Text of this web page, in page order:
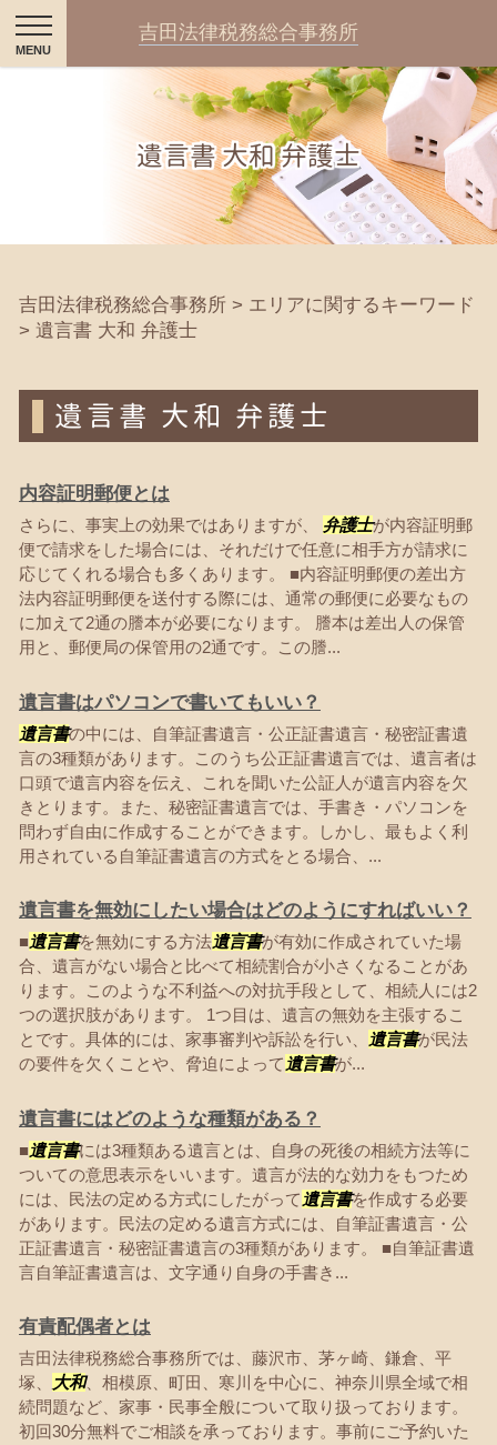
遺言書 大和 弁護士
吉田法律税務総合事務所
吉田法律税務総合事務所 > エリアに関するキーワード
> 遺言書 大和 弁護士
遺言書 大和 弁護士
内容証明郵便とは
さらに、事実上の効果ではありますが、 弁護士が内容証明郵
便で請求をした場合には、それだけで任意に相手方が請求に
応じてくれる場合も多くあります。 ■内容証明郵便の差出方
法内容証明郵便を送付する際には、通常の郵便に必要なもの
に加えて2通の謄本が必要になります。 謄本は差出人の保管
用と、郵便局の保管用の2通です。この謄...
遺言書はパソコンで書いてもいい？
遺言書の中には、自筆証書遺言・公正証書遺言・秘密証書遺
言の3種類があります。このうち公正証書遺言では、遺言者は
口頭で遺言内容を伝え、これを聞いた公証人が遺言内容を欠
きとります。また、秘密証書遺言では、手書き・パソコンを
問わず自由に作成することができます。しかし、最もよく利
用されている自筆証書遺言の方式をとる場合、...
遺言書を無効にしたい場合はどのようにすればいい？
■遺言書を無効にする方法遺言書が有効に作成されていた場
合、遺言がない場合と比べて相続割合が小さくなることがあ
ります。このような不利益への対抗手段として、相続人には2
つの選択肢があります。 1つ目は、遺言の無効を主張するこ
とです。具体的には、家事審判や訴訟を行い、
遺言書が民法
の要件を欠くことや、脅迫によって 遺言書が...
遺言書にはどのような種類がある？
■遺言書には3種類ある遺言とは、自身の死後の相続方法等に
ついての意思表示をいいます。遺言が法的な効力をもつため
には、民法の定める方式にしたがって 遺言書を作成する必要
があります。民法の定める遺言方式には、自筆証書遺言・公
正証書遺言・秘密証書遺言の3種類があります。 ■自筆証書遺
言自筆証書遺言は、文字通り自身の手書き...
有責配偶者とは
吉田法律税務総合事務所では、藤沢市、茅ヶ崎、鎌倉、平
塚、
大和、相模原、町田、寒川を中心に、神奈川県全域で相
続問題など、家事・民事全般について取り扱っております。
初回30分無料でご相談を承っております。事前にご予約いた